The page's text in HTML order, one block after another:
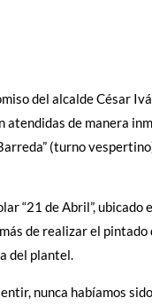
del alcalde César
atendidas de manera
(turno
“21 de Abril”, ubicado
de realizar el pintado
del plantel.
nunca habíamos